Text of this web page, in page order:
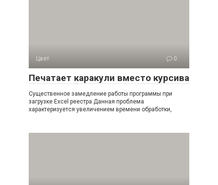
Цвет 0
Печатает каракули вместо курсива
Существенное замедление работы программы при
загрузке Excel реестра Данная проблема
характеризуется увеличением времени обработки,